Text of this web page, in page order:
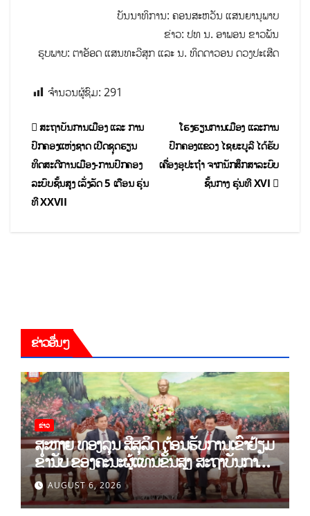
ບັນນາທິການ: ຄອນສະຫວັນ ແສນຍານຸພາບ
ຂ່າວ: ປທ ນ. ອາພອນ ຂາວພັນ
ຮູບພາບ: ຕາອັອດ ແສນທະວີສຸກ ແລະ ນ. ທິດດາວອນ ດວງປະເສີດ
ຈຳນວນຜູ້ຊົມ: 291
ໂຮງຮຽນການເມືອງ ແລະການ
ປົກຄອງແຂວງ ໄຊຍະບູລີ ໄດ້ຮັບ
ເຄື່ອງອຸປະຖໍາ ຈາກນັກສຶກສາລະບົບ
ຊັ້ນກາງ ຮຸ່ນທີ XVI
ສະຖາບັນການເມືອງ ແລະ ການ
ປົກຄອງແຫ່ງຊາດ ເປີດຊຸດຮຽນ
ທິດສະດີການເມືອງ-ການປົກຄອງ
ລະບົບຊັ້ນສູງ ເລັ່ງລັດ 5 ເດືອນ ຮຸ່ນ
ທີ XXVII
ຂ່າວອື່ນໆ
ຂ່າວ
ສະຫາຍ ທອງລຸນ ສີສຸລິດ ຕ້ອນຮັບການເຂົ້າຢ້ຽມ
ຂຳ່ນັບ ຂອງຄະນະຜູ້ແທນຂັ້ນສູງ ສະຖາບັນການ
ເມືອງແຫ່ງຊາດ ໂຮ່ຈີມິນ ແລະ ສະຖາບັນບັນດິດ
ວິທະຍາສາດສັງຄົມຫວຽດນາມ
AUGUST 6, 2026